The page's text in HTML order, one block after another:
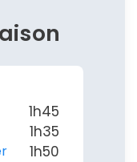
1h45
1h35
1h50